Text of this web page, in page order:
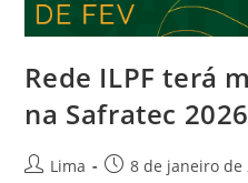
Rede ILPF terá
na Safratec 2026
Lima 8 de janeiro de